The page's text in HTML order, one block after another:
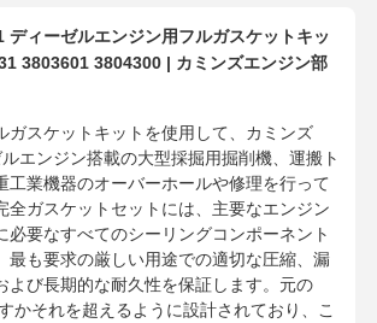
ディーゼルエンジン用フルガスケットキッ
3803601 3804300 | カミンズエンジン部
ガスケットキットを使用して、カミンズ
エンジン搭載の大型採掘用掘削機、運搬ト
工業機器のオーバーホールや修理を行って
全ガスケットセットには、主要なエンジン
必要なすべてのシーリングコンポーネント
最も要求の厳しい用途での適切な圧縮、漏
よび長期的な耐久性を保証します。元の
かそれを超えるように設計されており、こ